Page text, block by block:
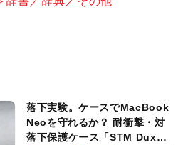
落下実験。ケースでMacBook
Neoを守れるか？ 耐衝撃・対
落下保護ケース「STM Dux